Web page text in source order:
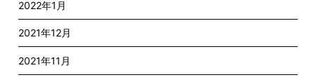
2022年1月
2021年12月
2021年11月